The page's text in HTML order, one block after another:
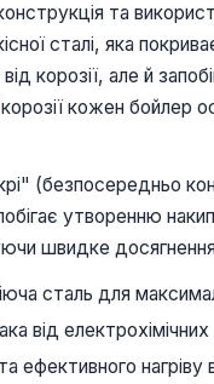
та
сталі, яка
корозії, але й
кожен бойлер
(безпосередньо
утворенню
швидке
сталь для
від електрохімічних
ефективного нагріву